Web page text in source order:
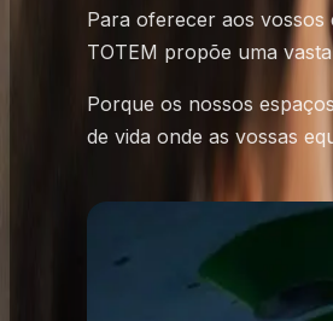
Para oferecer aos vossos
TOTEM propõe uma
Porque os nossos
de vida onde as vossas